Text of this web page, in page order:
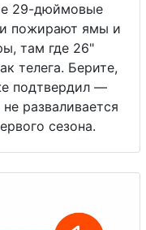
29-дюймовые
пожирают ямы и
там где 26"
телега. Берите,
подтвердил —
разваливается
сезона.